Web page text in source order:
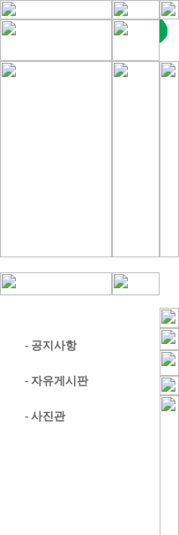
- 공지사항
- 자유게시판
- 사진관